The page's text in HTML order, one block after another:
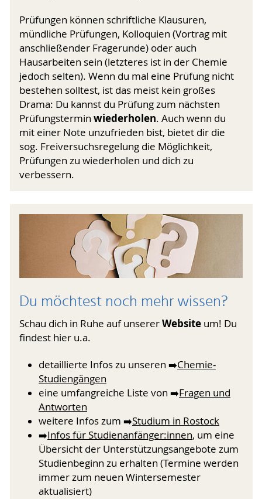
Prüfungen können schriftliche Klausuren,
mündliche Prüfungen, Kolloquien (Vortrag mit
anschließender Fragerunde) oder auch
Hausarbeiten sein (letzteres ist in der Chemie
jedoch selten). Wenn du mal eine Prüfung nicht
bestehen solltest, ist das meist kein großes
Drama: Du kannst du Prüfung zum nächsten
Prüfungstermin wiederholen. Auch wenn du
mit einer Note unzufrieden bist, bietet dir die
sog. Freiversuchsregelung die Möglichkeit,
Prüfungen zu wiederholen und dich zu
verbessern.
Du möchtest noch mehr wissen?
Schau dich in Ruhe auf unsererWebsite um! Du
findest hier u.a.
detaillierte Infos zu unseren ➡️Chemie-
Studiengängen
eine umfangreiche Liste von ➡️Fragen und
Antworten
weitere Infos zum ➡️Studium in Rostock
➡️Infos für Studienanfänger:innen, um eine
Übersicht der Unterstützungsangebote zum
Studienbeginn zu erhalten (Termine werden
immer zum neuen Wintersemester
aktualisiert)